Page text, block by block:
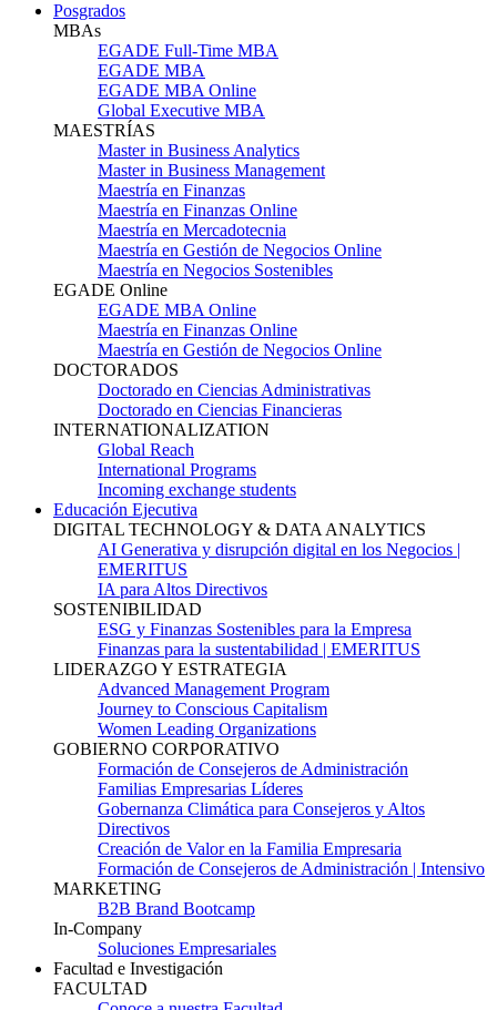
Posgrados
MBAs
EGADE Full-Time MBA
EGADE MBA
EGADE MBA Online
Global Executive MBA
MAESTRÍAS
Master in Business Analytics
Master in Business Management
Maestría en Finanzas
Maestría en Finanzas Online
Maestría en Mercadotecnia
Maestría en Gestión de Negocios Online
Maestría en Negocios Sostenibles
EGADE Online
EGADE MBA Online
Maestría en Finanzas Online
Maestría en Gestión de Negocios Online
DOCTORADOS
Doctorado en Ciencias Administrativas
Doctorado en Ciencias Financieras
INTERNATIONALIZATION
Global Reach
International Programs
Incoming exchange students
Educación Ejecutiva
DIGITAL TECHNOLOGY & DATA ANALYTICS
AI Generativa y disrupción digital en los Negocios |
EMERITUS
IA para Altos Directivos
SOSTENIBILIDAD
ESG y Finanzas Sostenibles para la Empresa
Finanzas para la sustentabilidad | EMERITUS
LIDERAZGO Y ESTRATEGIA
Advanced Management Program
Journey to Conscious Capitalism
Women Leading Organizations
GOBIERNO CORPORATIVO
Formación de Consejeros de Administración
Familias Empresarias Líderes
Gobernanza Climática para Consejeros y Altos
Directivos
Creación de Valor en la Familia Empresaria
Formación de Consejeros de Administración | Intensivo
MARKETING
B2B Brand Bootcamp
In-Company
Soluciones Empresariales
Facultad e Investigación
FACULTAD